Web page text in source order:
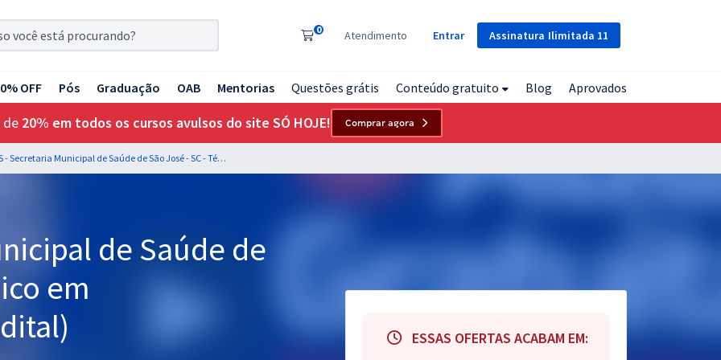
Assinatura Ilimitada 11
0 Atendimento Entrar
OFF Pós Graduação OAB Mentorias Questões grátis Conteúdo gratuito Blog Aprovados
de 20% em todos os cursos avulsos do site SÓ HOJE! Comprar agora
SMS - Secretaria Municipal de Saúde de São José - SC - Técnico em Enfermagem (Pós-Edital)
de Saúde de
em
ESSAS OFERTAS ACABAM EM: